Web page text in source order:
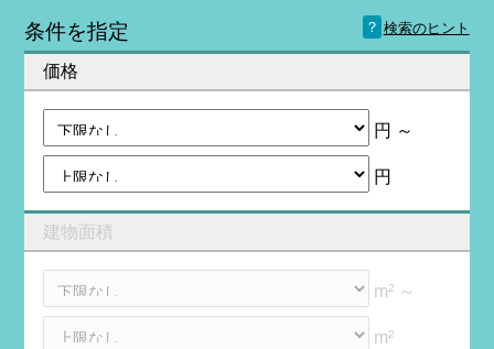
条件を指定 ？ 検索のヒント
価格
円 ～
円
建物面積
m² ～
m²